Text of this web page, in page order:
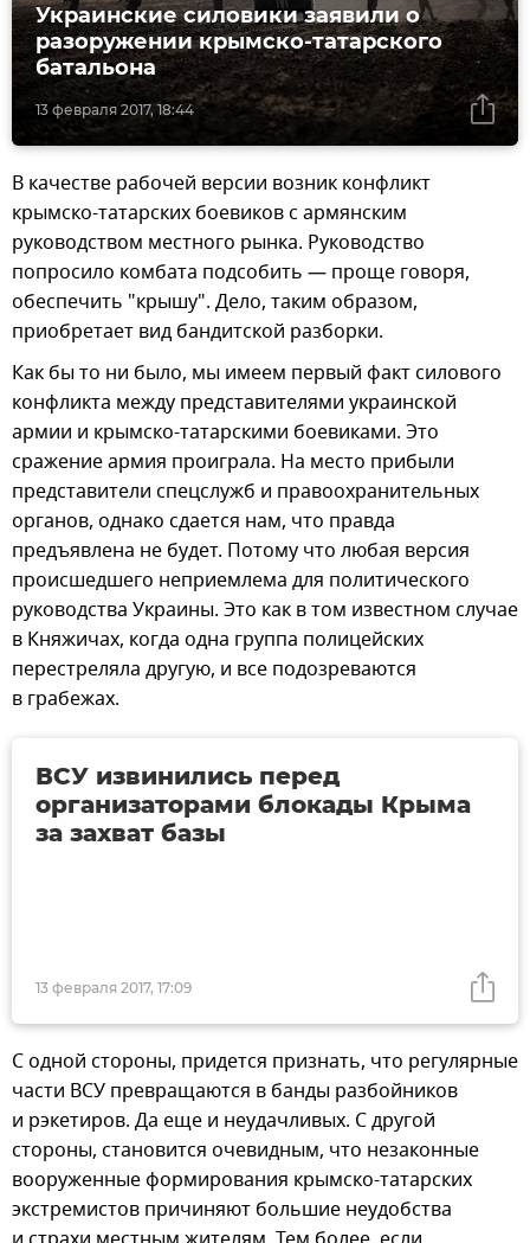
13 февраля 2017, 18:44
Украинские силовики заявили о
разоружении крымско-татарского
батальона
В качестве рабочей версии возник конфликт
крымско-татарских боевиков с армянским
руководством местного рынка. Руководство
попросило комбата подсобить — проще говоря,
обеспечить "крышу". Дело, таким образом,
приобретает вид бандитской разборки.
Как бы то ни было, мы имеем первый факт силового
конфликта между представителями украинской
армии и крымско-татарскими боевиками. Это
сражение армия проиграла. На место прибыли
представители спецслужб и правоохранительных
органов, однако сдается нам, что правда
предъявлена не будет. Потому что любая версия
происшедшего неприемлема для политического
руководства Украины. Это как в том известном случае
в Княжичах, когда одна группа полицейских
перестреляла другую, и все подозреваются
в грабежах.
13 февраля 2017, 17:09
ВСУ извинились перед
организаторами блокады Крыма
за захват базы
С одной стороны, придется признать, что регулярные
части ВСУ превращаются в банды разбойников
и рэкетиров. Да еще и неудачливых. С другой
стороны, становится очевидным, что незаконные
вооруженные формирования крымско-татарских
экстремистов причиняют большие неудобства